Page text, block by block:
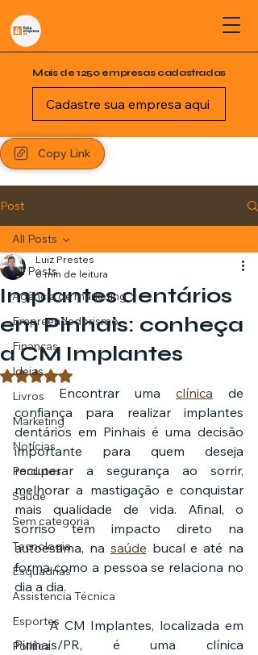
Mais de 1250 empresas cadastradas
Cadastre sua empresa aqui
Copy Link
Post
All Posts
Agência de marketing
Empreendedorismo
Finanças
Ideias
Livros
Marketing
Notícias
Pordutos
Saúde
Sem categoria
Tecnologia
Esquadrias
Assistencia Técnica
Esportes
Política
All Posts
Implantes dentários
em Pinhais: conheça
a CM Implantes
Luiz Prestes
6 min de leitura
Avaliado com NaN de 5 estrelas.
	Encontrar uma
clínica de
confiança para realizar implantes
dentários em Pinhais é uma decisão
importante para quem deseja
recuperar a segurança ao sorrir,
melhorar a mastigação e conquistar
mais qualidade de vida. Afinal, o
sorriso tem impacto direto na
autoestima, na saúde bucal e até na
forma como a pessoa se relaciona no
dia a dia.
	A CM Implantes, localizada em
Pinhais/PR, é uma clínica